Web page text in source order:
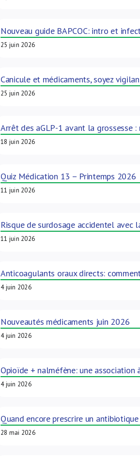
Nouveau guide BAPCOC: intro et
25 juin 2026
Canicule et médicaments, soyez
25 juin 2026
Arrêt des aGLP-1 avant la grossesse
18 juin 2026
Quiz Médication 13 – Printemps 2026
11 juin 2026
Risque de surdosage accidentel avec
11 juin 2026
Anticoagulants oraux directs:
4 juin 2026
Nouveautés médicaments juin 2026
4 juin 2026
Opioïde + nalméfène: une association
4 juin 2026
Quand encore prescrire un
28 mai 2026